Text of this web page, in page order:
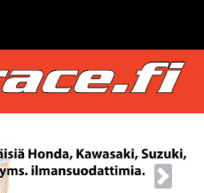
Next